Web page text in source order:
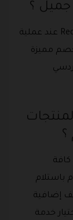
؟
من خلال استخدام كود خصم ردسي Redsae 2026 عند عملية
مميزة
ردسي
؟
كافة
باستلام
إضافية
خدمة